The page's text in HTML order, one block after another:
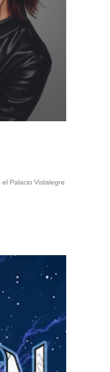
Palacio Vistalegre